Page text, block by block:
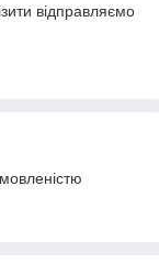
відправляємо